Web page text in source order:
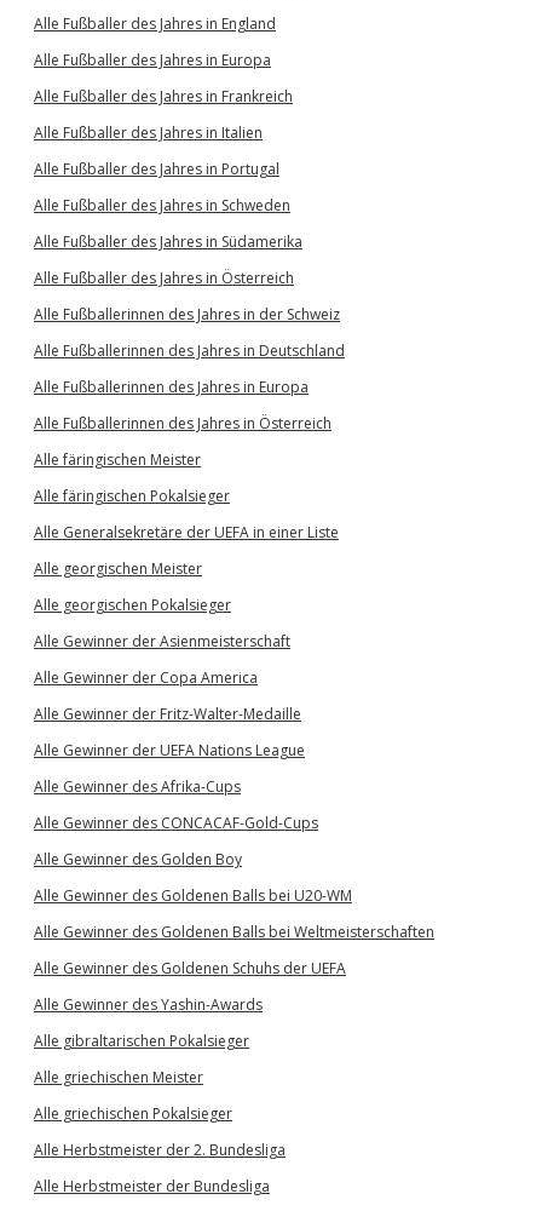
Alle Fußballer des Jahres in England
Alle Fußballer des Jahres in Europa
Alle Fußballer des Jahres in Frankreich
Alle Fußballer des Jahres in Italien
Alle Fußballer des Jahres in Portugal
Alle Fußballer des Jahres in Schweden
Alle Fußballer des Jahres in Südamerika
Alle Fußballer des Jahres in Österreich
Alle Fußballerinnen des Jahres in der Schweiz
Alle Fußballerinnen des Jahres in Deutschland
Alle Fußballerinnen des Jahres in Europa
Alle Fußballerinnen des Jahres in Österreich
Alle färingischen Meister
Alle färingischen Pokalsieger
Alle Generalsekretäre der UEFA in einer Liste
Alle georgischen Meister
Alle georgischen Pokalsieger
Alle Gewinner der Asienmeisterschaft
Alle Gewinner der Copa America
Alle Gewinner der Fritz-Walter-Medaille
Alle Gewinner der UEFA Nations League
Alle Gewinner des Afrika-Cups
Alle Gewinner des CONCACAF-Gold-Cups
Alle Gewinner des Golden Boy
Alle Gewinner des Goldenen Balls bei U20-WM
Alle Gewinner des Goldenen Balls bei Weltmeisterschaften
Alle Gewinner des Goldenen Schuhs der UEFA
Alle Gewinner des Yashin-Awards
Alle gibraltarischen Pokalsieger
Alle griechischen Meister
Alle griechischen Pokalsieger
Alle Herbstmeister der 2. Bundesliga
Alle Herbstmeister der Bundesliga